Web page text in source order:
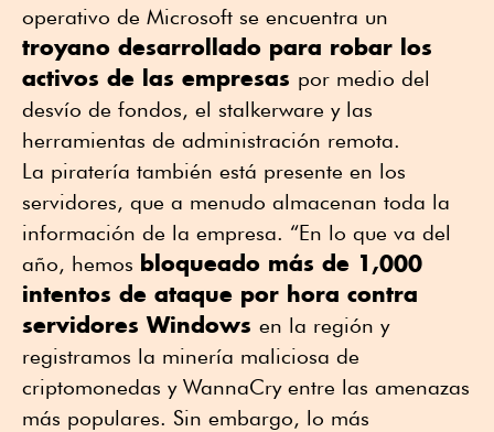
operativo de Microsoft se encuentra un
troyano desarrollado para robar los
activos de las empresas por medio del
desvío de fondos, el stalkerware y las
herramientas de administración remota.
La piratería también está presente en los
servidores, que a menudo almacenan toda la
información de la empresa. “En lo que va del
año, hemos bloqueado más de 1,000
intentos de ataque por hora contra
servidores Windows en la región y
registramos la minería maliciosa de
criptomonedas y WannaCry entre las amenazas
más populares. Sin embargo, lo más